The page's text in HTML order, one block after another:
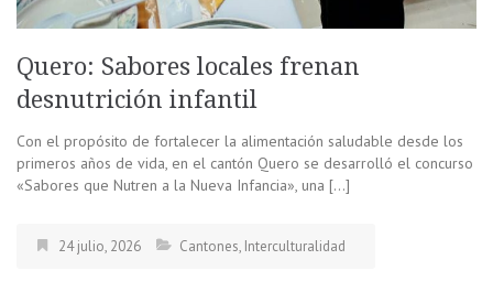
Quero: Sabores locales frenan
desnutrición infantil
Con el propósito de fortalecer la alimentación saludable desde los
primeros años de vida, en el cantón Quero se desarrolló el concurso
«Sabores que Nutren a la Nueva Infancia», una […]
24 julio, 2026 Cantones, Interculturalidad